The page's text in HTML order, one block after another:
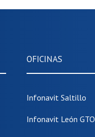
OFICINAS
Infonavit Saltillo
Infonavit León GTO